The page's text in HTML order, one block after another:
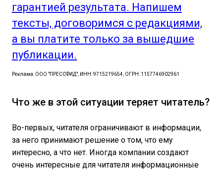
гарантией результата. Напишем
тексты, договоримся с редакциями,
а вы платите только за вышедшие
публикации.
Реклама: ООО "ПРЕССФИД", ИНН: 9715219654, ОГРН: 1157746902961
Что же в этой ситуации теряет читатель?
Во-первых, читателя ограничивают в информации,
за него принимают решение о том, что ему
интересно, а что нет. Иногда компании создают
очень интересные для читателя информационные